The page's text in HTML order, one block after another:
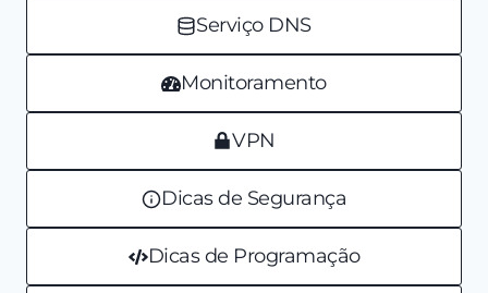
Serviço DNS
Monitoramento
VPN
Dicas de Segurança
Dicas de Programação